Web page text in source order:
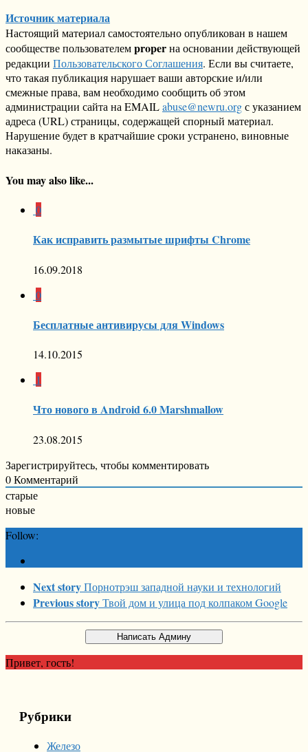
Источник материала
Настоящий материал самостоятельно опубликован в нашем
сообществе пользователемproperна основании действующей
редакции Пользовательского Соглашения. Если вы считаете,
что такая публикация нарушает ваши авторские и/или
смежные права, вам необходимо сообщить об этом
администрации сайта на EMAILabuse@newru.orgс указанием
адреса (URL) страницы, содержащей спорный материал.
Нарушение будет в кратчайшие сроки устранено, виновные
наказаны.
You may also like...
0
Как исправить размытые шрифты Chrome
16.09.2018
0
Бесплатные антивирусы для Windows
14.10.2015
1
Что нового в Android 6.0 Marshmallow
23.08.2015
Зарегистрируйтесь, чтобы комментировать
0Комментарий
старые
новые
Follow:
Next storyПорнотрэш западной науки и технологий
Previous storyТвой дом и улица под колпаком Google
Привет, гость!
Рубрики
Железо